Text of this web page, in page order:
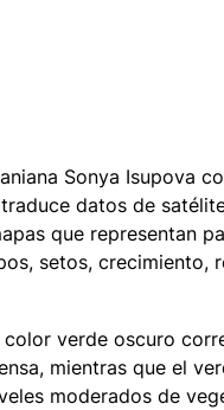
Sonya Isupova
datos de
que representan
setos, crecimiento,
color verde oscuro
mientras que el
moderados de